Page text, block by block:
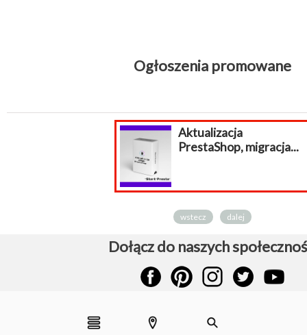
Ogłoszenia promowane
wstecz dalej
Dołącz do naszych